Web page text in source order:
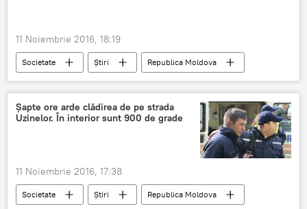
11 Noiembrie 2016, 18:19
Societate Știri
Republica Moldova
IGP
trafic copii
sex
exploatarea sexuală
minoră
Şapte ore arde clădirea de pe strada
Uzinelor. În interior sunt 900 de grade
11 Noiembrie 2016, 17:38
Societate Știri
Republica Moldova